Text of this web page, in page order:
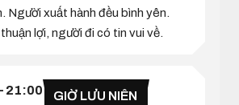
Người xuất hành đều bình yên.
lợi, người đi có tin vui về.
21:00 GIỜ LƯU NIÊN